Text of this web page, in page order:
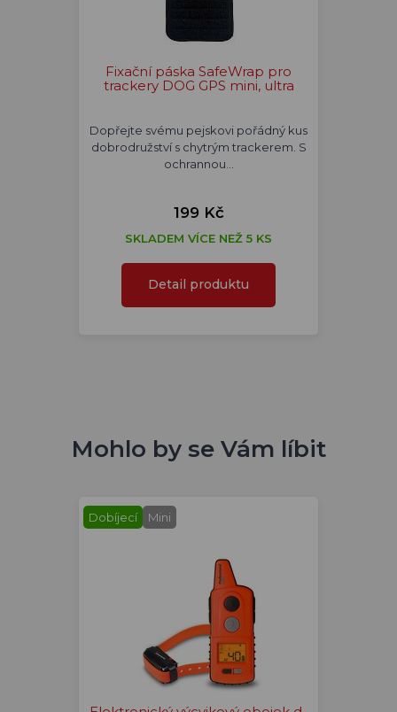
Fixační páska SafeWrap pro
trackery DOG GPS mini, ultra
Dopřejte svému pejskovi pořádný kus
dobrodružství s chytrým trackerem. S
ochrannou…
199 Kč
SKLADEM VÍCE NEŽ 5 KS
Detail produktu
Mohlo by se Vám líbit
Dobíjecí Mini